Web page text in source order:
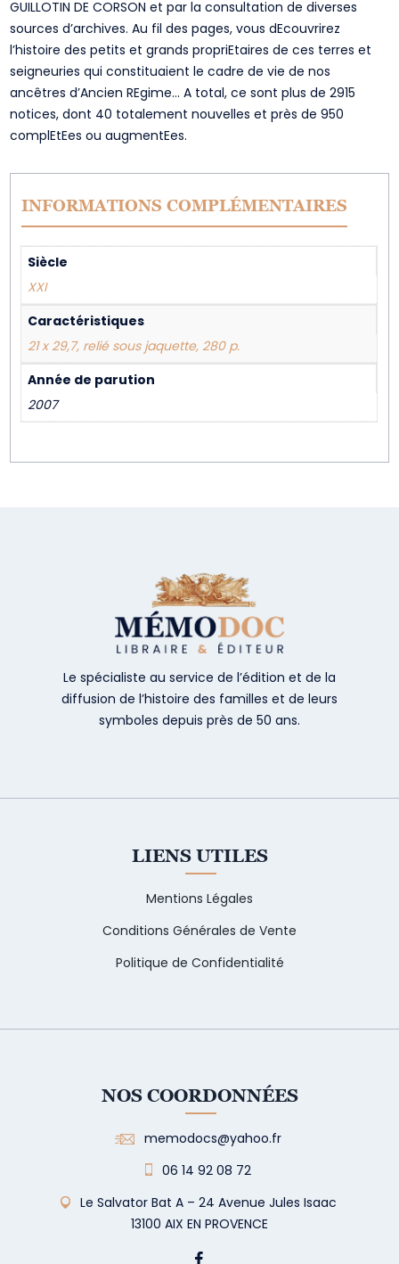
GUILLOTIN DE CORSON et par la consultation de diverses
sources d’archives. Au fil des pages, vous dEcouvrirez
l’histoire des petits et grands propriEtaires de ces terres et
seigneuries qui constituaient le cadre de vie de nos
ancêtres d’Ancien REgime… A total, ce sont plus de 2915
notices, dont 40 totalement nouvelles et près de 950
complEtEes ou augmentEes.
INFORMATIONS COMPLÉMENTAIRES
Siècle
XXI
Caractéristiques
21 x 29,7, relié sous jaquette, 280 p.
Année de parution
2007
Le spécialiste au service de l’édition et de la
diffusion de l’histoire des familles et de leurs
symboles depuis près de 50 ans.
LIENS UTILES
Mentions Légales
Conditions Générales de Vente
Politique de Confidentialité
NOS COORDONNÉES
memodocs@yahoo.fr
06 14 92 08 72
Le Salvator Bat A – 24 Avenue Jules Isaac
13100 AIX EN PROVENCE